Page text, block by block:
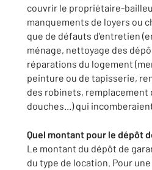
couvrir le propriétaire-
manquements de loyers ou
que de défauts d’entretien
ménage, nettoyage des
réparations du logement
peinture ou de tapisserie,
des robinets, remplacement
douches...) qui
Quel montant pour le dépôt
Le montant du dépôt de
du type de location. Pour